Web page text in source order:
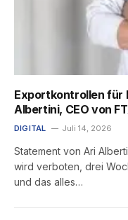
Exportkontrollen für
Albertini, CEO von
DIGITAL Juli 14, 2026
Statement von Ari
wird verboten, drei
und das alles…